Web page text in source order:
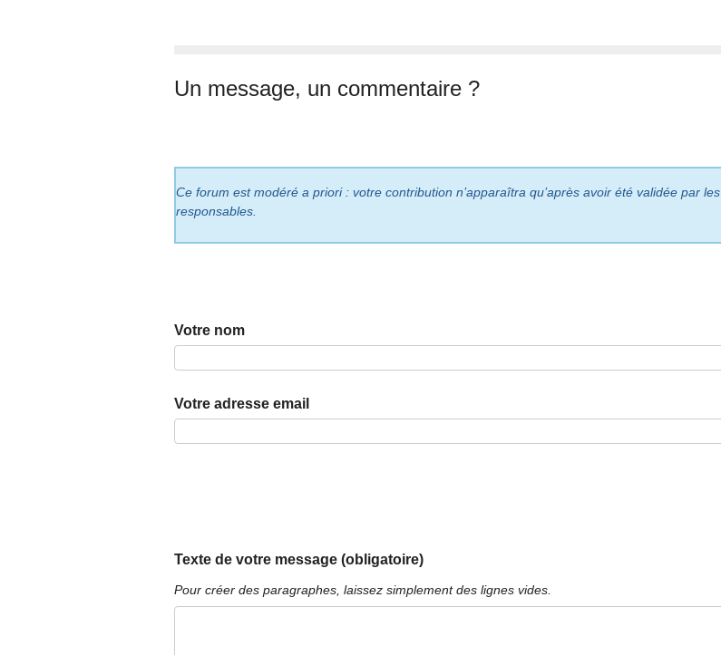
Un message, un commentaire ?
Ce forum est modéré a priori : votre contribution n’apparaîtra qu’après avoir été validée par les
responsables.
Votre nom
Votre adresse email
Texte de votre message (obligatoire)
Pour créer des paragraphes, laissez simplement des lignes vides.